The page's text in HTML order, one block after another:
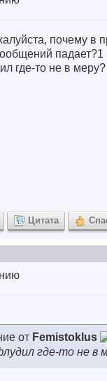
почему в
падает?1
где-то не в меру?
Цитата
от Femistoklus
где-то не в